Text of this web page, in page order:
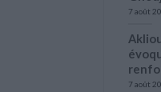
7 août
7 août